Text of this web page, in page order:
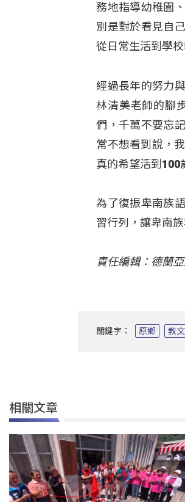
務地指導幼稚園
別是對於看見自
從日常生活到學
經過長年的努力
林清美老師的腳
們，千萬不要忘
常不想看到說，
真的希望活到100
為了復振卑南族
習行列，讓卑南
責任編輯：德蘭
關鍵字： 原鄉 教文
相關文章